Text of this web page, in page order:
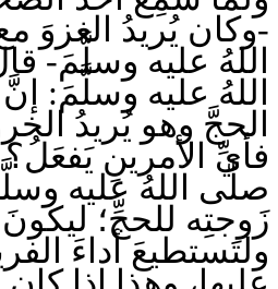
-وكان يُريدُ الغزوَ
اللهُ عليه وسلَّمَ-
اللهُ عليه وسلَّمَ: إنَّ
الحجَّ وهو يُريدُ
فأيِّ الأمرينِ
صلَّى اللهُ عليه
زَوجتِه للحجِّ؛
ولتَستطيعَ أداءَ